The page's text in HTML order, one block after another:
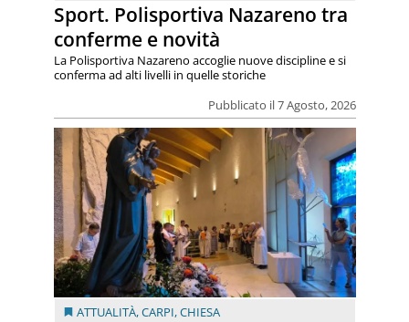
Sport. Polisportiva Nazareno tra
conferme e novità
Pubblicato il 7 Agosto, 2026
La Polisportiva Nazareno accoglie nuove discipline e si
conferma ad alti livelli in quelle storiche
ATTUALITÀ,CARPI,CHIESA